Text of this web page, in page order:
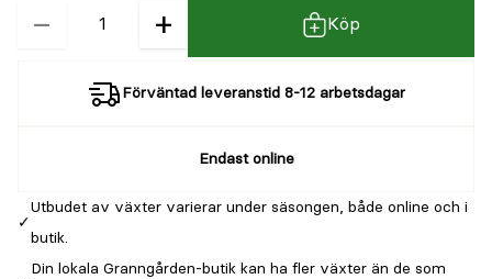
− + Köp
Förväntad leveranstid 8-12 arbetsdagar
Endast online
Utbudet av växter varierar under säsongen, både online och i
butik.
Din lokala Granngården-butik kan ha fler växter än de som